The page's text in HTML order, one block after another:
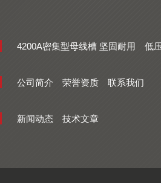
4200A密集型母线槽 坚固耐用
低
公司简介 荣誉资质 联系我们
新闻动态 技术文章